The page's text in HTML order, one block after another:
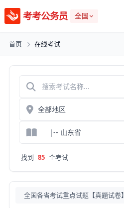
考考公务员 全国
首页 在线考试
找到 85 个考试
全国各省考试重点试题【真题试卷】